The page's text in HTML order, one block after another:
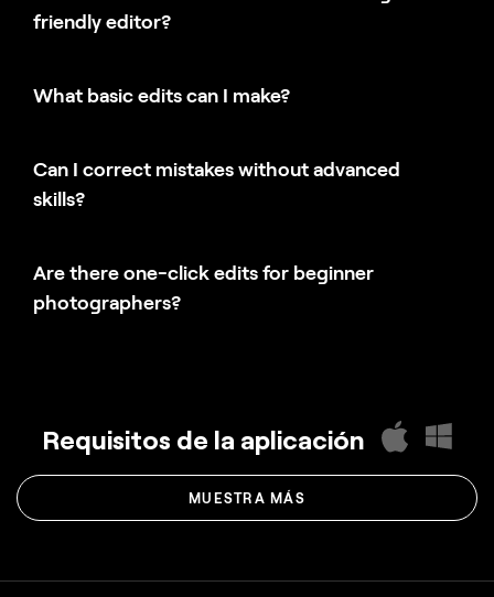
friendly editor?
What basic edits can I make?
Can I correct mistakes without advanced
skills?
Are there one-click edits for beginner
photographers?
Requisitos de la aplicación
MUESTRA MÁS